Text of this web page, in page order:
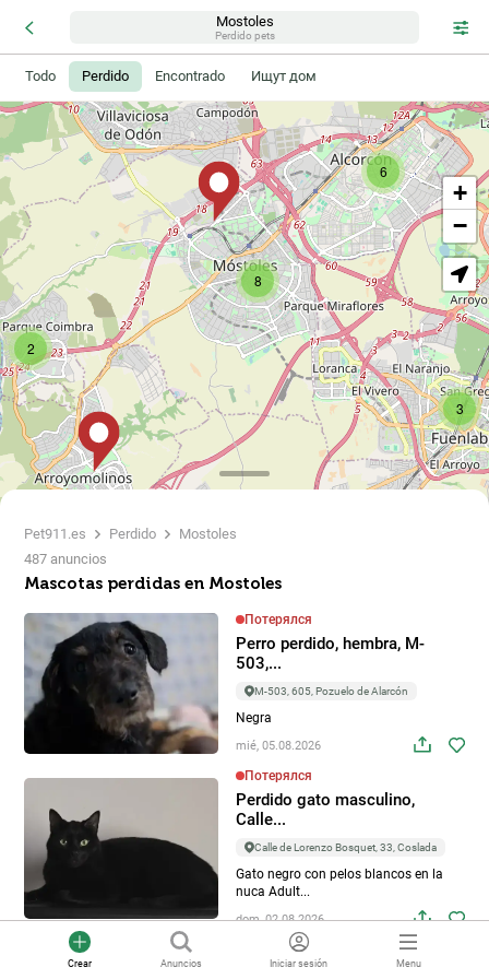
Crear Anuncios Iniciar sesión Menu
Mostoles
Perdido pets
Todo Perdido Encontrado Ищут дом
Pet911.es Perdido
Mostoles
487 anuncios
Mascotas perdidas en Mostoles
Потерялся
Perro perdido, hembra, M-
503,...
M-503, 605, Pozuelo de Alarcón
Negra
mié, 05.08.2026
Потерялся
Perdido gato masculino,
Calle...
Calle de Lorenzo Bosquet, 33, Coslada
Gato negro con pelos blancos en la
nuca Adult...
dom, 02.08.2026
Потерялся
Perro perdido, M-501, 3,
2
3
8
6
+
−